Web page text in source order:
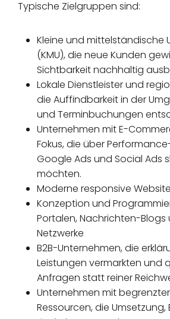
Typische Zielgruppen sind:
Kleine und mittelständische
(KMU), die neue Kunden
Sichtbarkeit nachhaltig
Lokale Dienstleister und
die Auffindbarkeit in der
und Terminbuchungen
Unternehmen mit E-
Fokus, die über
Google Ads und Social Ads
möchten.
Moderne responsive
Konzeption und
Portalen, Nachrichten-Blogs
Netzwerke
B2B-Unternehmen, die
Leistungen vermarkten und
Anfragen statt reiner
Unternehmen mit
Ressourcen, die